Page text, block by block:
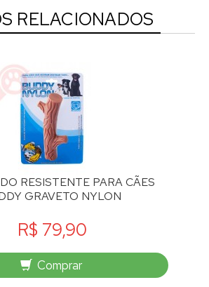
RELACIONADOS
RESISTENTE PARA CÃES
GRAVETO NYLON
R$ 79,90
Comprar